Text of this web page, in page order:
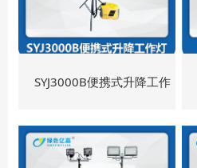
SYJ3000B便携式升降工作
灯 灯